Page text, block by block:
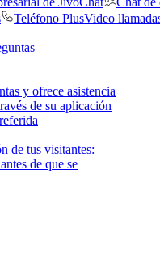
Teléfono PlusVideo
y ofrece asistencia
de su aplicación
de tus visitantes:
de que se